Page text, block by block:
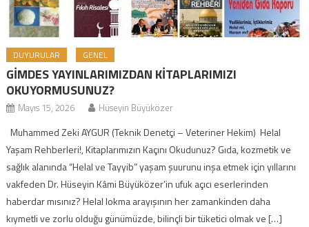
DUYURULAR GENEL
GİMDES YAYINLARIMIZDAN KİTAPLARIMIZI
OKUYORMUSUNUZ?
Mayıs 15, 2026 Hüseyin Büyüközer
Muhammed Zeki AYGUR (Teknik Denetçi – Veteriner Hekim) Helal
Yaşam Rehberleri!, Kitaplarımızın Kaçını Okudunuz? Gıda, kozmetik ve
sağlık alanında “Helal ve Tayyib” yaşam şuurunu inşa etmek için yıllarını
vakfeden Dr. Hüseyin Kâmi Büyüközer’in ufuk açıcı eserlerinden
haberdar mısınız? Helal lokma arayışının her zamankinden daha
kıymetli ve zorlu olduğu günümüzde, bilinçli bir tüketici olmak ve […]